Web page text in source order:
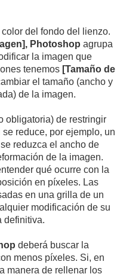
del fondo del lienzo.
Photoshop agrupa
la imagen que
tenemos [Tamaño de
el tamaño (ancho y
de la imagen.
obligatoria) de restringir
reduce, por ejemplo, un
reduzca el ancho de
de la imagen.
qué ocurre con la
en píxeles. Las
en una grilla de un
modificación de su
definitiva.
deberá buscar la
menos píxeles. Si, en
manera de rellenar los